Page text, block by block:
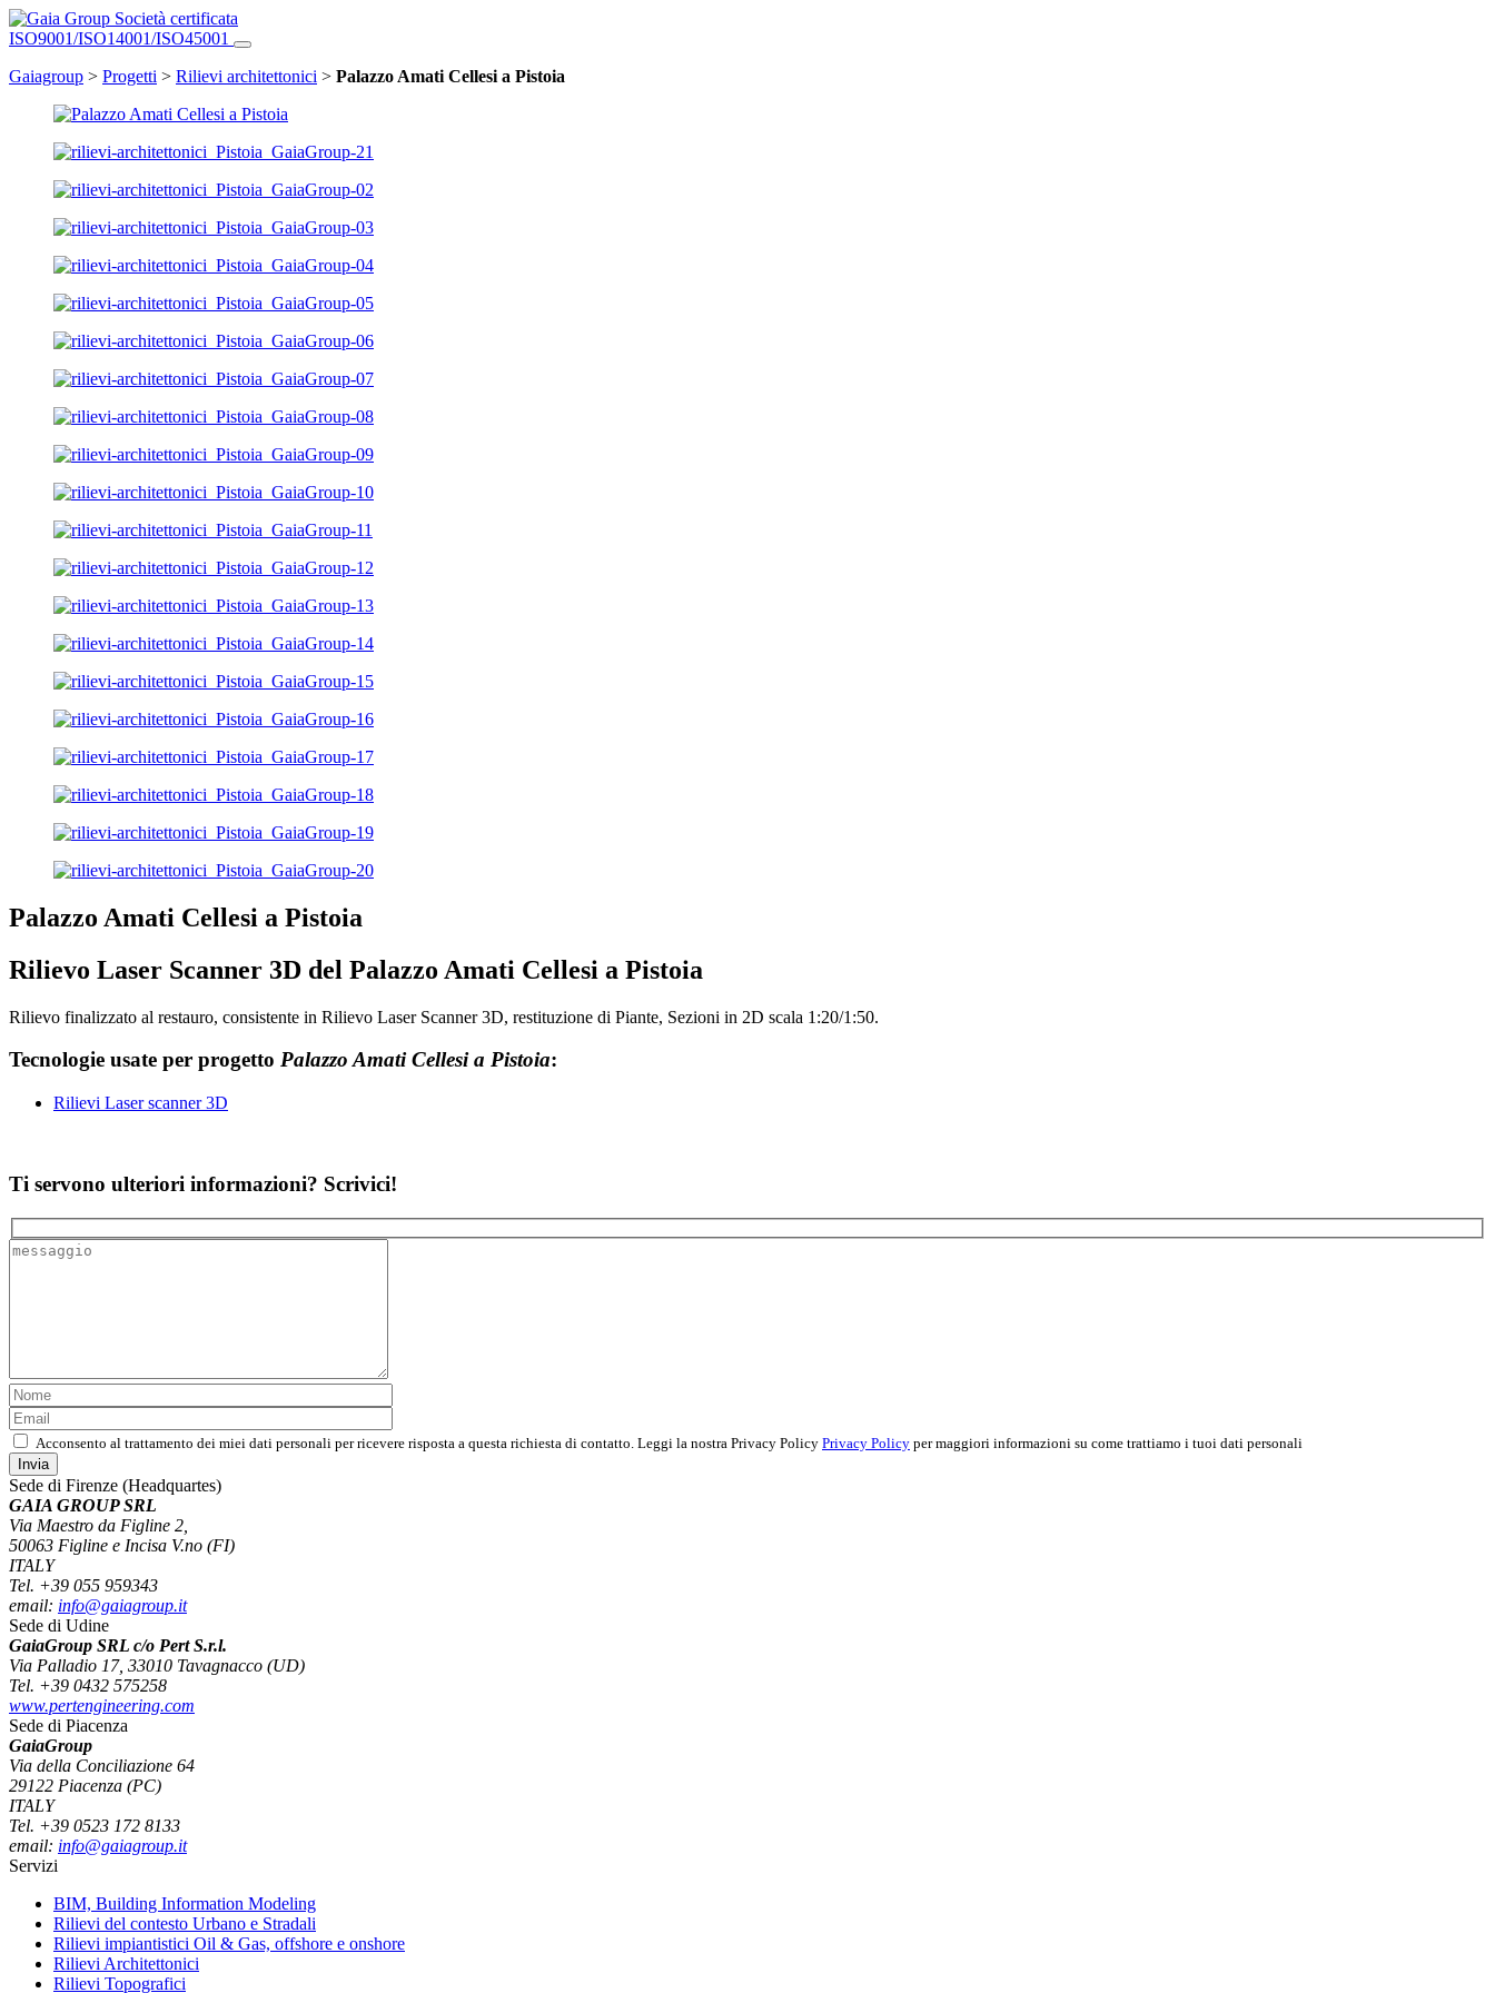
Società certificata
ISO9001/ISO14001/ISO45001
Gaiagroup > Progetti > Rilievi architettonici > Palazzo Amati Cellesi a Pistoia
Palazzo Amati Cellesi a Pistoia
Rilievo Laser Scanner 3D del Palazzo Amati Cellesi a Pistoia
Rilievo finalizzato al restauro, consistente in Rilievo Laser Scanner 3D, restituzione di Piante, Sezioni in 2D scala 1:20/1:50.
Tecnologie usate per progetto Palazzo Amati Cellesi a Pistoia:
Rilievi Laser scanner 3D
Ti servono ulteriori informazioni? Scrivici!
Acconsento al trattamento dei miei dati personali per ricevere risposta a questa richiesta di contatto. Leggi la nostra Privacy Policy Privacy Policy per maggiori informazioni su come trattiamo i tuoi dati personali
Sede di Firenze (Headquartes)
GAIA GROUP SRL
Via Maestro da Figline 2,
50063 Figline e Incisa V.no (FI)
ITALY
Tel. +39 055 959343
email: info@gaiagroup.it
Sede di Udine
GaiaGroup SRL c/o Pert S.r.l.
Via Palladio 17, 33010 Tavagnacco (UD)
Tel. +39 0432 575258
www.pertengineering.com
Sede di Piacenza
GaiaGroup
Via della Conciliazione 64
29122 Piacenza (PC)
ITALY
Tel. +39 0523 172 8133
email: info@gaiagroup.it
Servizi
BIM, Building Information Modeling
Rilievi del contesto Urbano e Stradali
Rilievi impiantistici Oil & Gas, offshore e onshore
Rilievi Architettonici
Rilievi Topografici